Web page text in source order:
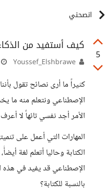
انصحني
5
كيف أستفيد من
كثيراً ما أرى نصائح تقول
الإصطناعي ونتعلم منه ما
الأمر أجد نفسي تائهاً لا
المهارات التي أعمل على
الكتابة وحاليا أتعلم لغة
الإصطناعي قد يفيد في
بالنسبة للكتابة؟